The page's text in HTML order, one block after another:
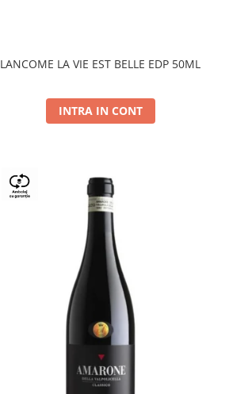
LANCOME LA VIE EST BELLE EDP 50ML
INTRA IN CONT